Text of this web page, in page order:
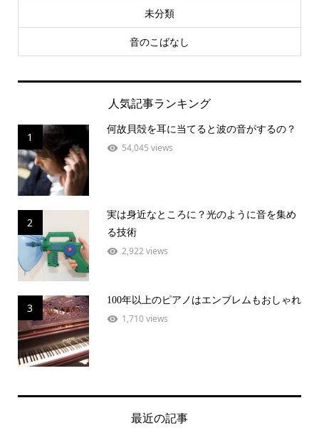
未分類
音のこばなし
人気記事ランキング
1
何故貝殻を耳に当てると波の音がするの？
54,045 views
2
実は身近なところに？光のように音を集め
る技術
2,922 views
3
100年以上のピアノはエンブレムもおしゃれ
1,710 views
最近の記事